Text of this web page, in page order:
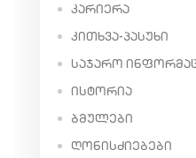
ᲙᲐᲠᲘᲔᲠᲐ
ᲙᲘᲗᲮᲕᲐ-ᲞᲐᲡᲣᲮᲘ
ᲡᲐᲯᲐᲠᲝ
ᲘᲡᲢᲝᲠᲘᲐ
ᲑᲛᲣᲚᲔᲑᲘ
ᲦᲝᲜᲘᲡᲫᲘᲔᲑᲔᲑᲘ